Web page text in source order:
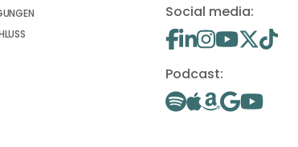
Social media:
Podcast: